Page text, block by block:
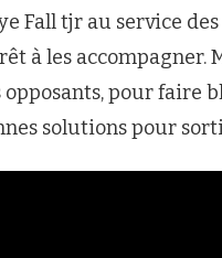
Fall tjr au service
à les accompagner.
pour faire
solutions pour